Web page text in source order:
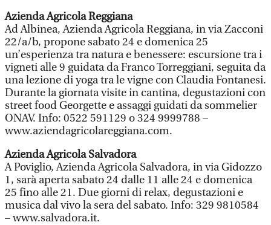
Azienda Agricola Reggiana
Ad Albinea, Azienda Agricola Reggiana, in via Zacconi
22/a/b, propone sabato 24 e domenica 25
un’esperienza tra natura e benessere: escursione tra i
vigneti alle 9 guidata da Franco Torreggiani, seguita da
una lezione di yoga tra le vigne con Claudia Fontanesi.
Durante la giornata visite in cantina, degustazioni con
street food Georgette e assaggi guidati da sommelier
ONAV. Info: 0522 591129 o 324 9999788 –
www.aziendagricolareggiana.com.
Azienda Agricola Salvadora
A Poviglio, Azienda Agricola Salvadora, in via Gidozzo
1, sarà aperta sabato 24 dalle 11 alle 24 e domenica
25 fino alle 21. Due giorni di relax, degustazioni e
musica dal vivo la sera del sabato. Info: 329 9810584
– www.salvadora.it.